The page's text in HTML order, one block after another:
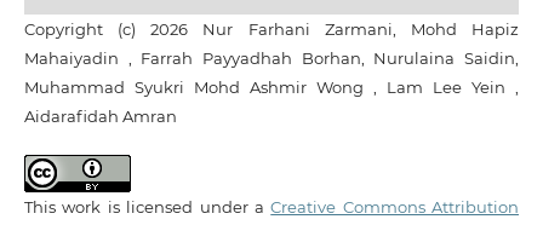
Copyright (c) 2026 Nur Farhani Zarmani, Mohd Hapiz
Mahaiyadin , Farrah Payyadhah Borhan, Nurulaina Saidin,
Muhammad Syukri Mohd Ashmir Wong , Lam Lee Yein ,
Aidarafidah Amran
This work is licensed under aCreative Commons Attribution